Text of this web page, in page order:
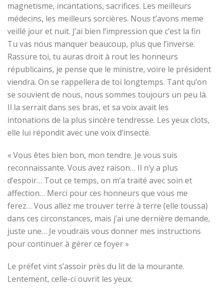
magnetisme, incantations, sacrifices. Les meilleurs
médecins, les meilleurs sorcières. Nous t’avons meme
veillé jour et nuit. J’ai bien l’impression que c’est la fin
Tu vas nous manquer beaucoup, plus que l’inverse.
Rassure toi, tu auras droit à rout les honneurs
républicains, je pense que le ministre, voire le président
viendra. On se rappellera de toi longtemps. Tant qu’on
se souvient de nous, nous sommes toujours un peu là.
Il la serrait dans ses bras, et sa voix avait les
intonations de la plus sincère tendresse. Les yeux clots,
elle lui répondit avec une voix d’insecte.
« Vous êtes bien bon, mon tendre. Je vous suis
reconnaissante. Vous avez raison… Il n’y a plus
d’espoir… Tout ce temps, on m’a traité avec soin et
affection… Merci pour ces honneurs que vous me
ferez… Vous allez me trouver terre à terre (elle toussa)
dans ces circonstances, mais j’ai une dernière demande,
juste une… Je voudrais vous donner mes instructions
pour continuer à gérer ce foyer »
Le préfet vint s’assoir près du lit de la mourante.
Lentement, celle-ci ouvrit les yeux.